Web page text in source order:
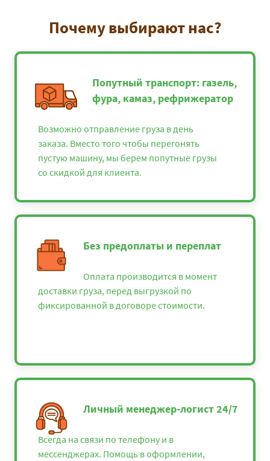
Почему выбирают нас?
Попутный транспорт: газель,
фура, камаз, рефрижератор
Возможно отправление груза в день
заказа. Вместо того чтобы перегонять
пустую машину, мы берем попутные грузы
со скидкой для клиента.
Без предоплаты и переплат
Оплата производится в момент
доставки груза, перед выгрузкой по
фиксированной в договоре стоимости.
Личный менеджер-логист 24/7
Всегда на связи по телефону и в
мессенджерах. Помощь в оформлении,